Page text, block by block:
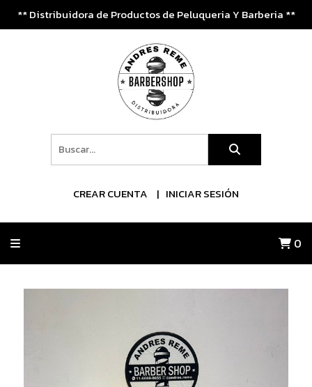
** Distribuidora de Productos de Peluqueria Y Barberia **
CREAR CUENTA INICIAR SESIÓN
0